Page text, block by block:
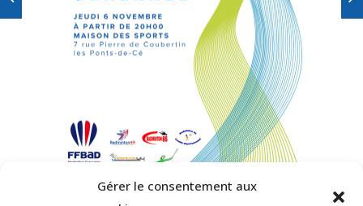
Gérer le consentement aux